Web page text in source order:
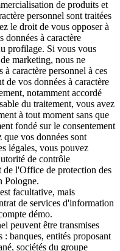
de produits et
personnel sont traitées
le droit de vous opposer à
données à caractère
profilage. Si vous vous
marketing, nous ne
caractère personnel à ces
de vos données à caractère
notamment accordé
du traitement, vous avez
à tout moment sans que
fondé sur le consentement
que vos données sont
légales, vous pouvez
de contrôle
de l'Office de protection des
Pologne.
facultative, mais
de services d'information
démo.
peuvent être transmises
: banques, entités proposant
sociétés du groupe